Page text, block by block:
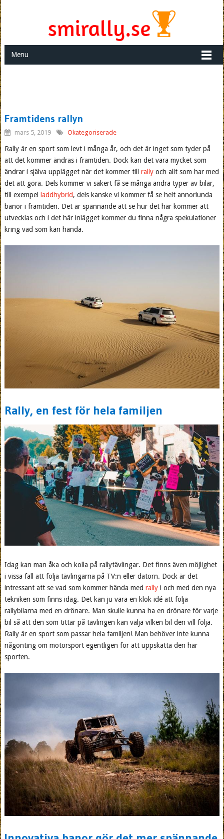
Menu
Framtidens rallyn
mars 5, 2019 Okategoriserade
Rally är en sport som levt i många år, och det är inget som tyder på
att det kommer ändras i framtiden. Dock kan det vara mycket som
ändrar i själva upplägget när det kommer till rallyoch allt som har med
det att göra. Dels kommer vi säkert få se många andra typer av bilar,
till exempel
laddhybrid, dels kanske vi kommer få se helt annorlunda
banor i framtiden. Det är spännande att se hur det här kommer att
utvecklas och i det här inlägget kommer du finna några spekulationer
kring vad som kan hända.
Rally, en fest för hela familjen
Idag kan man åka och kolla på rallytävlingar. Det finns även möjlighet
i vissa fall att följa tävlingarna på TV:n eller datorn. Dock är det
intressant att se vad som kommer hända med rallyi och med den nya
tekniken som finns idag. Det kan ju vara en klok idé att följa
rallybilarna med en drönare. Man skulle kunna ha en drönare för varje
bil så att den som tittar på tävlingen kan välja vilken bil den vill följa.
Rally är en sport som passar hela familjen! Man behöver inte kunna
någonting om motorsport egentligen för att uppskatta den här
sporten.